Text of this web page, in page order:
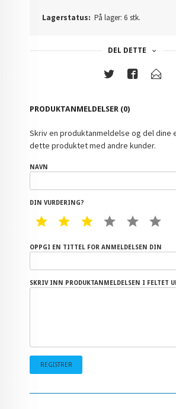
Lagerstatus: På lager: 6 stk.
DEL DETTE
PRODUKTANMELDELSER (0)
Skriv en produktanmeldelse og del dine
dette produktet med andre kunder.
NAVN
DIN VURDERING?
1 STAR2 STAR3 STAR4 STAR5 STAR
OPPGI EN TITTEL FOR ANMELDELSEN DIN
SKRIV INN PRODUKTANMELDELSEN I FELTET